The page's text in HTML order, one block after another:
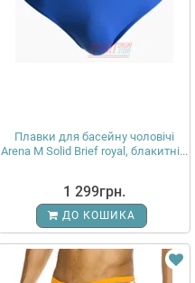
Плавки для басейну чоловічі
Arena M Solid Brief royal, блакитні...
1 299грн.
ДО КОШИКА